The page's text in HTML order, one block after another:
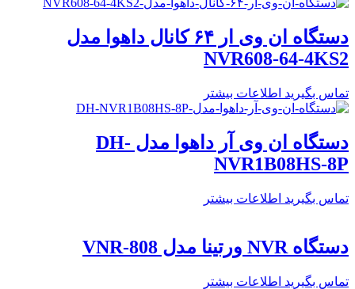
دستگاه ان وی ار ۶۴ کانال داهوا مدل
NVR608-64-4KS2
تماس بگیرید اطلاعات بیشتر
دستگاه ان وی آر داهوا مدل DH-
NVR1B08HS-8P
تماس بگیرید اطلاعات بیشتر
دستگاه NVR ورتینا مدل VNR-808
تماس بگیرید اطلاعات بیشتر